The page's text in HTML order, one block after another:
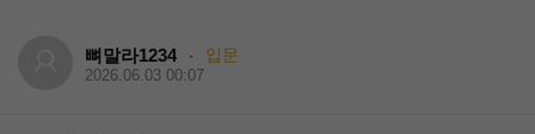
뼈말라1234 · 입문
2026.06.03 00:07